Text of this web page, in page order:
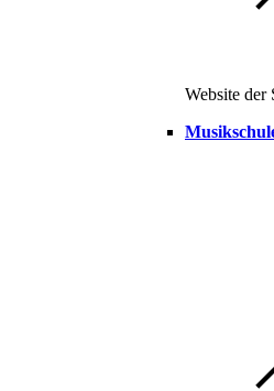
Website der